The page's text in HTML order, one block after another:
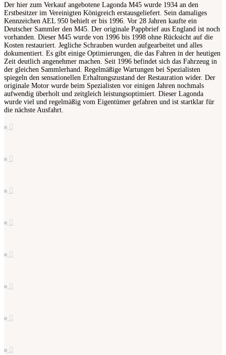
Der hier zum Verkauf angebotene Lagonda M45 wurde 1934 an den
Erstbesitzer im Vereinigten Königreich erstausgeliefert. Sein damaliges
Kennzeichen AEL 950 behielt er bis 1996. Vor 28 Jahren kaufte ein
Deutscher Sammler den M45. Der originale Pappbrief aus England ist noch
vorhanden. Dieser M45 wurde von 1996 bis 1998 ohne Rücksicht auf die
Kosten restauriert. Jegliche Schrauben wurden aufgearbeitet und alles
dokumentiert. Es gibt einige Optimierungen, die das Fahren in der heutigen
Zeit deutlich angenehmer machen. Seit 1996 befindet sich das Fahrzeug in
der gleichen Sammlerhand. Regelmäßige Wartungen bei Spezialisten
spiegeln den sensationellen Erhaltungszustand der Restauration wider. Der
originale Motor wurde beim Spezialisten vor einigen Jahren nochmals
aufwendig überholt und zeitgleich leistungsoptimiert. Dieser Lagonda
wurde viel und regelmäßig vom Eigentümer gefahren und ist startklar für
die nächste Ausfahrt.